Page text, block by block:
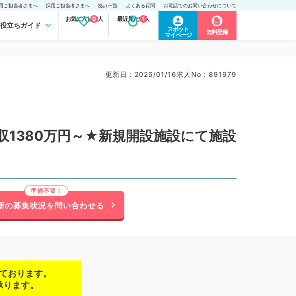
ご担当者さまへ 採用ご担当者さまへ 拠点一覧 よくある質問 お電話でのお問い合わせについて
立ちガイド
お気に入り求人
0 最近見た求人
1
スポット
マイページ
無料登録
更新日 : 2026/01/16求人No : 891979
1380万円～★新規開設施設にて施設
の募集状況を問い合わせる
おります。
ます。